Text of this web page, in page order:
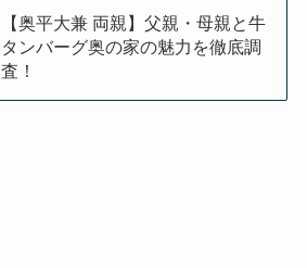
【奥平大兼 両親】父親・母親と牛
タンバーグ奥の家の魅力を徹底調
査！